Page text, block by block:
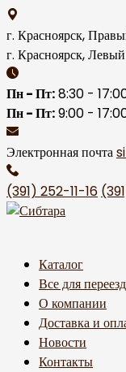
Skip
to
content
г. Красноярск,
г. Красноярск,
Пн - Пт:8:30 -
Пн - Пт:9:00 -
Электронная почта
(391) 252-11-16
Каталог
Все для
О компании
Доставка и
Новости
Контакты